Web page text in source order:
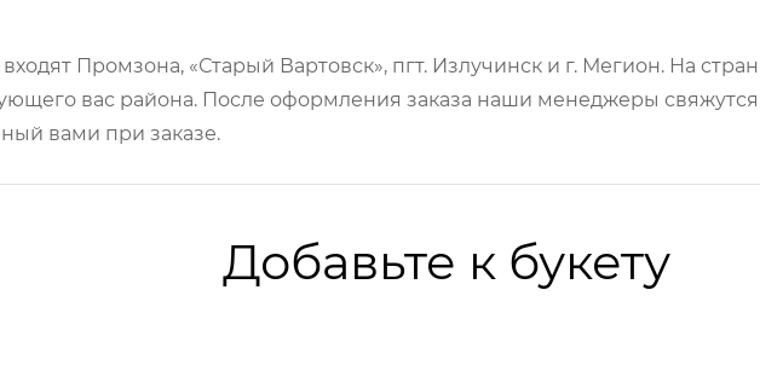
Промзона, «Старый Вартовск», пгт. Излучинск и г. Мегион. На
вас района. После оформления заказа наши менеджеры свяжутся
вами при заказе.
Добавьте к букету